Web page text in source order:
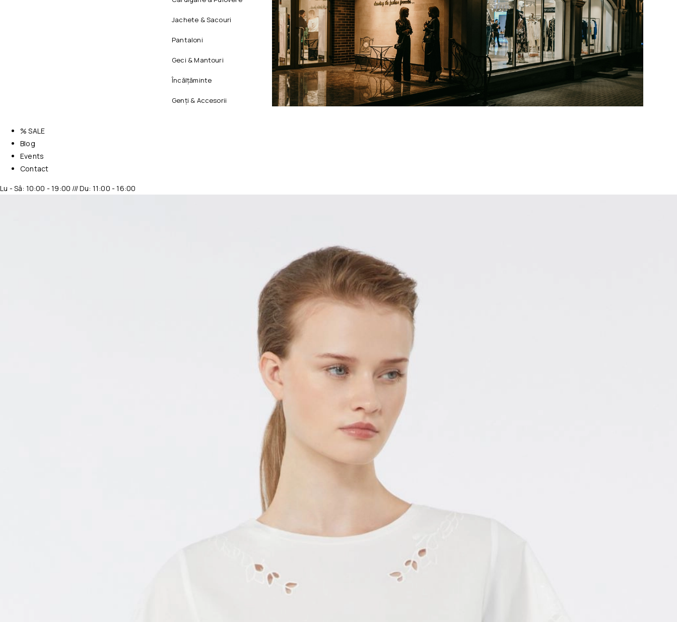
Jachete & Sacouri
Pantaloni
Geci & Mantouri
Încălțăminte
Genți & Accesorii
% SALE
Blog
Events
Contact
Lu - Sâ: 10:00 - 19:00 /// Du: 11:00 - 16:00